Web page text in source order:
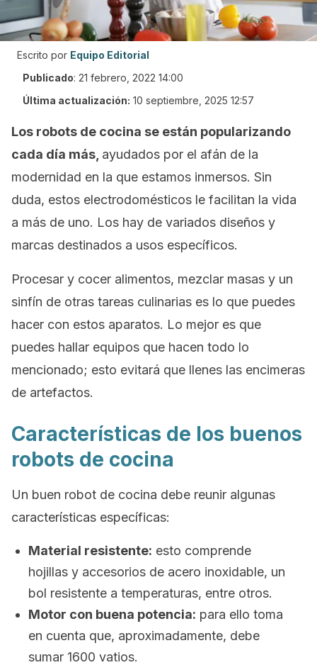
Escrito por Equipo Editorial
Publicado: 21 febrero, 2022 14:00
Última actualización: 10 septiembre, 2025 12:57
Los robots de cocina se están popularizando
cada día más, ayudados por el afán de la
modernidad en la que estamos inmersos. Sin
duda, estos electrodomésticos le facilitan la vida
a más de uno. Los hay de variados diseños y
marcas destinados a usos específicos.
Procesar y cocer alimentos, mezclar masas y un
sinfín de otras tareas culinarias es lo que puedes
hacer con estos aparatos. Lo mejor es que
puedes hallar equipos que hacen todo lo
mencionado; esto evitará que llenes las encimeras
de artefactos.
Características de los buenos
robots de cocina
Un buen robot de cocina debe reunir algunas
características específicas:
Material resistente: esto comprende
hojillas y accesorios de acero inoxidable, un
bol resistente a temperaturas, entre otros.
Motor con buena potencia: para ello toma
en cuenta que, aproximadamente, debe
sumar 1600 vatios.